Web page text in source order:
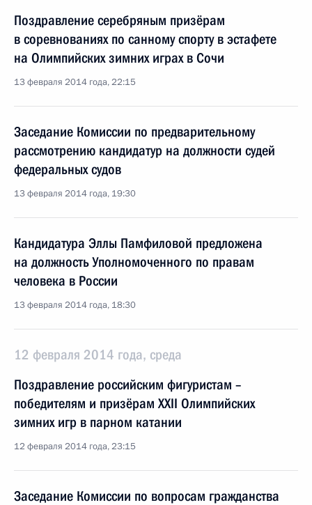
Поздравление серебряным призёрам
в соревнованиях по санному спорту в эстафете
на Олимпийских зимних играх в Сочи
13 февраля 2014 года, 22:15
Заседание Комиссии по предварительному
рассмотрению кандидатур на должности судей
федеральных судов
13 февраля 2014 года, 19:30
Кандидатура Эллы Памфиловой предложена
на должность Уполномоченного по правам
человека в России
13 февраля 2014 года, 18:30
12 февраля 2014 года, среда
Поздравление российским фигуристам –
победителям и призёрам XXII Олимпийских
зимних игр в парном катании
12 февраля 2014 года, 23:15
Заседание Комиссии по вопросам гражданства